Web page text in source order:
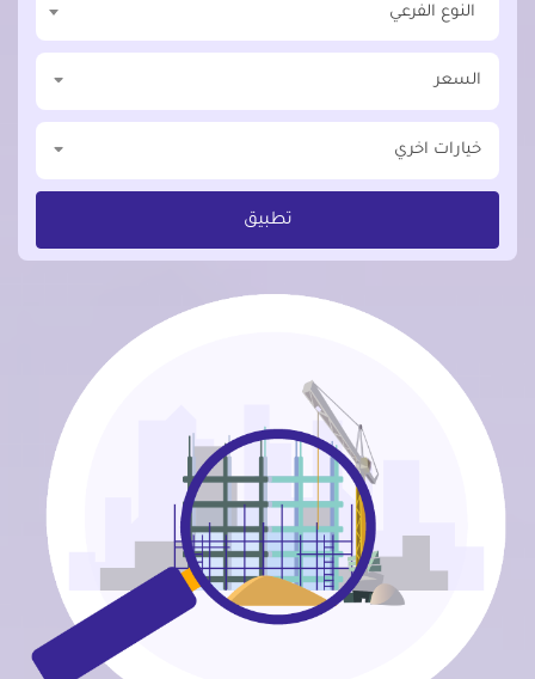
النوع الفرعي
السعر
خيارات اخري
تطبيق